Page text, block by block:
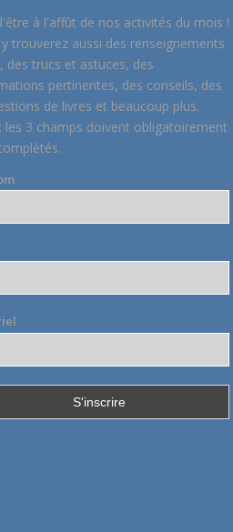
à l'affût de nos activités du mois !
trouverez aussi des renseignements
des trucs et astuces, des
pertinentes, des conseils, des
de livres et beaucoup plus.
les 3 champs doivent obligatoirement